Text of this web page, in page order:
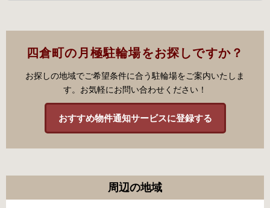
四倉町の月極駐輪場をお探しですか？
お探しの地域でご希望条件に合う駐輪場をご案内いたしま
す。お気軽にお問い合わせください！
おすすめ物件通知サービスに登録する
周辺の地域